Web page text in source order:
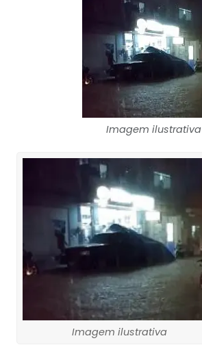
Imagem ilustrativa
Imagem ilustrativa